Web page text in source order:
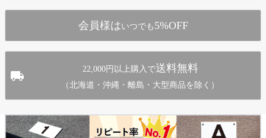
会員様は いつでも 5%OFF
22,000円以上購入で送料無料
（北海道・沖縄・離島・大型商品を除く）